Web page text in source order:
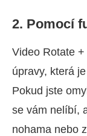
2. Pomocí
Video Rotate
úpravy, která
Pokud jste
se vám nelíbí,
nohama nebo